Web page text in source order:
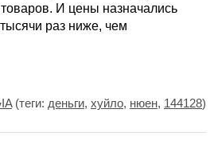
И цены назначались
раз ниже, чем
(теги: деньги, хуйло, нюен, 144128)